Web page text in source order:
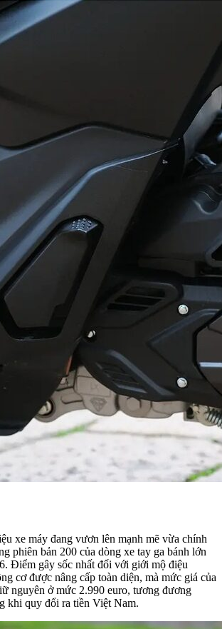
xe máy đang vươn lên mạnh mẽ vừa chính
phiên bản 200 của dòng xe tay ga bánh lớn
Điểm gây sốc nhất đối với giới mộ điệu
cơ được nâng cấp toàn diện, mà mức giá của
nguyên ở mức 2.990 euro, tương đương
khi quy đổi ra tiền Việt Nam.